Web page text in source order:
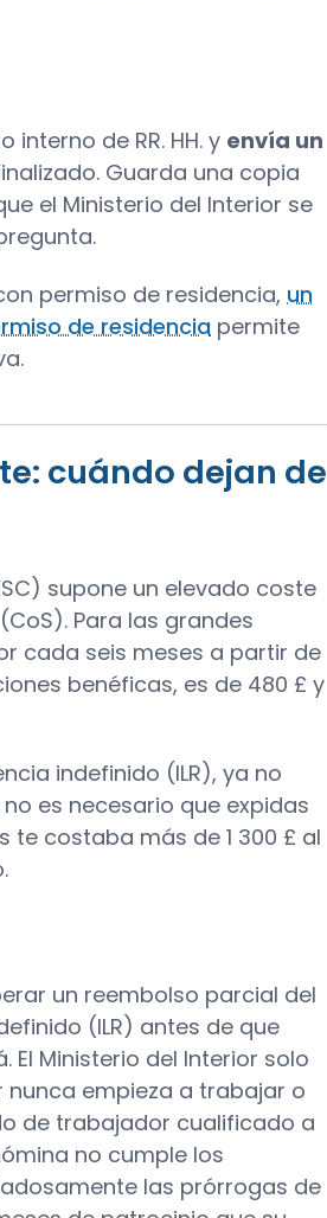
de RR. HH. y envía un
Guarda una copia
el Ministerio del Interior se
permiso de residencia, un
de residencia permite
cuándo dejan de
supone un elevado coste
Para las grandes
cada seis meses a partir de
benéficas, es de 480 £ y
indefinido (ILR), ya no
es necesario que expidas
costaba más de 1 300 £ al
un reembolso parcial del
(ILR) antes de que
Ministerio del Interior solo
empieza a trabajar o
de trabajador cualificado a
no cumple los
las prórrogas de